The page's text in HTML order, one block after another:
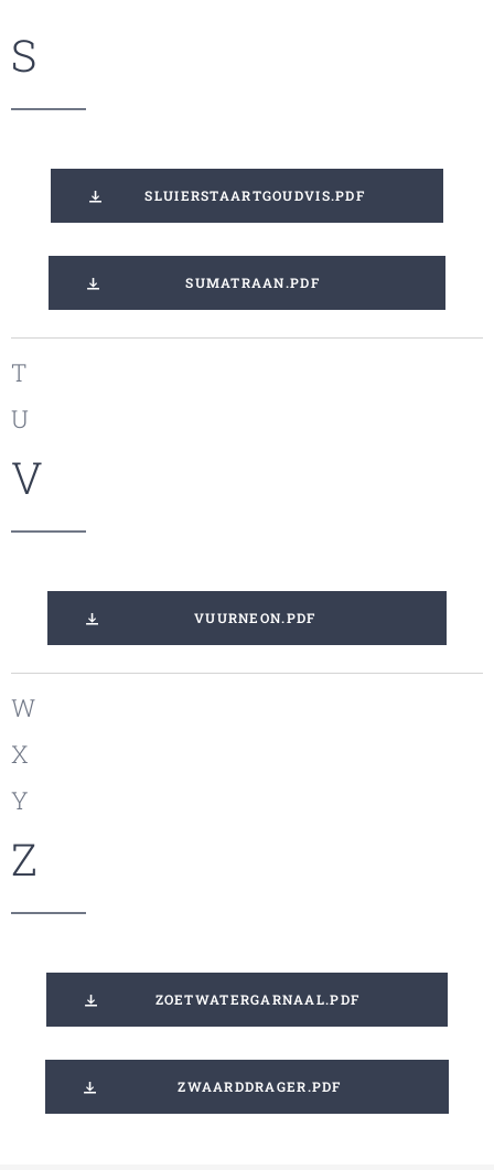
S
SLUIERSTAARTGOUDVIS.PDF
SUMATRAAN.PDF
T
U
V
VUURNEON.PDF
W
X
Y
Z
ZOETWATERGARNAAL.PDF
ZWAARDDRAGER.PDF